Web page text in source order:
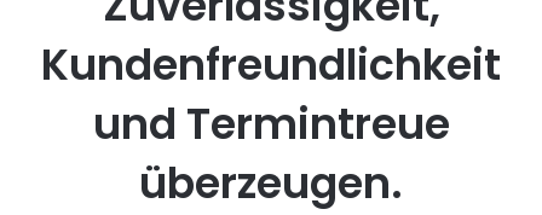
Kundenfreundlichkeit
und Termintreue
überzeugen.